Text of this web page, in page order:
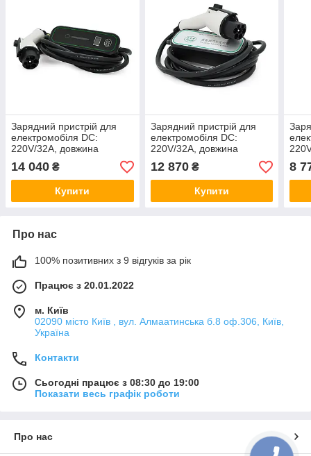
Зарядний пристрій для
електромобіля DC:
220V/32A, довжина
кабелю 10m, IP67, LED-
індикація, роз'єм GB/T, з
14 040 ₴
Купити
Зарядний пристрій для
електромобіля DC:
220V/32A, довжина
кабелю 10m, IP67, роз'єм
GB/T, LED-індикація
12 870₴
Купити
8
Про нас
100% позитивних з 9 відгуків за рік
Працює з 20.01.2022
м. Київ
02090 місто Київ , вул. Алмаатинська б.8 оф.306, Київ,
Україна
Контакти
Сьогодні працює з 08:30 до 19:00
Показати весь графік роботи
Про нас